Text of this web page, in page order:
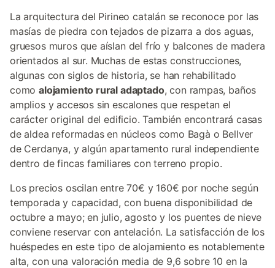
La arquitectura del Pirineo catalán se reconoce por las
masías de piedra con tejados de pizarra a dos aguas,
gruesos muros que aíslan del frío y balcones de madera
orientados al sur. Muchas de estas construcciones,
algunas con siglos de historia, se han rehabilitado
comoalojamiento rural adaptado, con rampas, baños
amplios y accesos sin escalones que respetan el
carácter original del edificio. También encontrará casas
de aldea reformadas en núcleos como Bagà o Bellver
de Cerdanya, y algún apartamento rural independiente
dentro de fincas familiares con terreno propio.
Los precios oscilan entre 70€ y 160€ por noche según
temporada y capacidad, con buena disponibilidad de
octubre a mayo; en julio, agosto y los puentes de nieve
conviene reservar con antelación. La satisfacción de los
huéspedes en este tipo de alojamiento es notablemente
alta, con una valoración media de 9,6 sobre 10 en la